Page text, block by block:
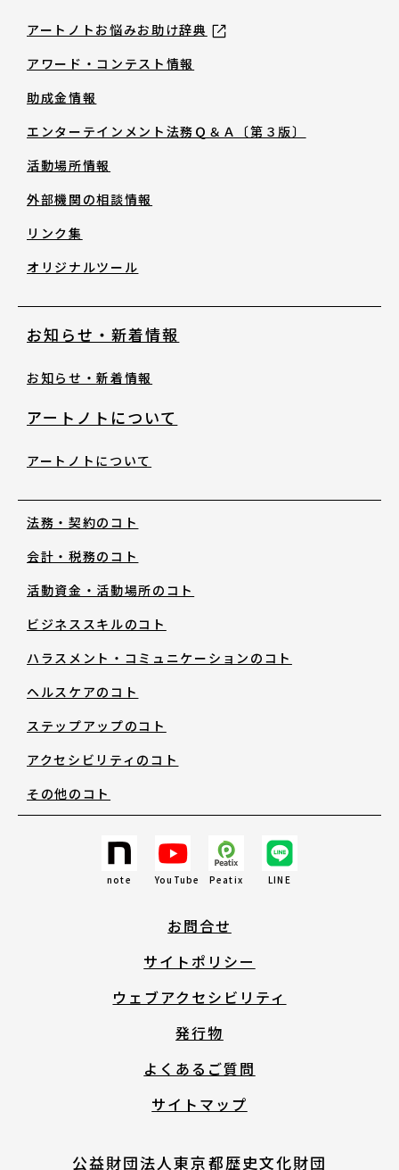
エンターテインメント法務Ｑ＆Ａ〔第３
版〕
外部機関の相談情報
リンク集
お知らせ・新着情報
アートノトについて
アートノトについて
MESSAGE
日本語
English
About ARTNOTO
アートノトについて
アートノトお悩みお助け辞典
アワード・コンテスト情報
助成金情報
エンターテインメント法務Ｑ＆Ａ〔第３版〕
活動場所情報
外部機関の相談情報
リンク集
オリジナルツール
お知らせ・新着情報
お知らせ・新着情報
アートノトについて
アートノトについて
法務・契約のコト
会計・税務のコト
活動資金・活動場所のコト
ビジネススキルのコト
ハラスメント・コミュニケーションのコト
ヘルスケアのコト
ステップアップのコト
アクセシビリティのコト
その他のコト
note YouTube Peatix LINE
お問合せ
サイトポリシー
ウェブアクセシビリティ
発行物
よくあるご質問
サイトマップ
公益財団法人東京都歴史文化財団